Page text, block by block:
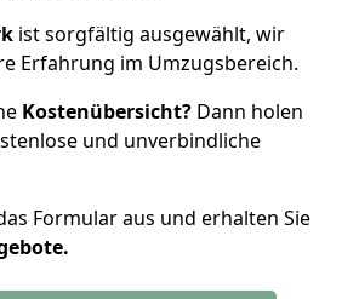
ist sorgfältig ausgewählt, wir
Erfahrung im Umzugsbereich.
Kostenübersicht? Dann holen
und unverbindliche
Formular aus und erhalten Sie